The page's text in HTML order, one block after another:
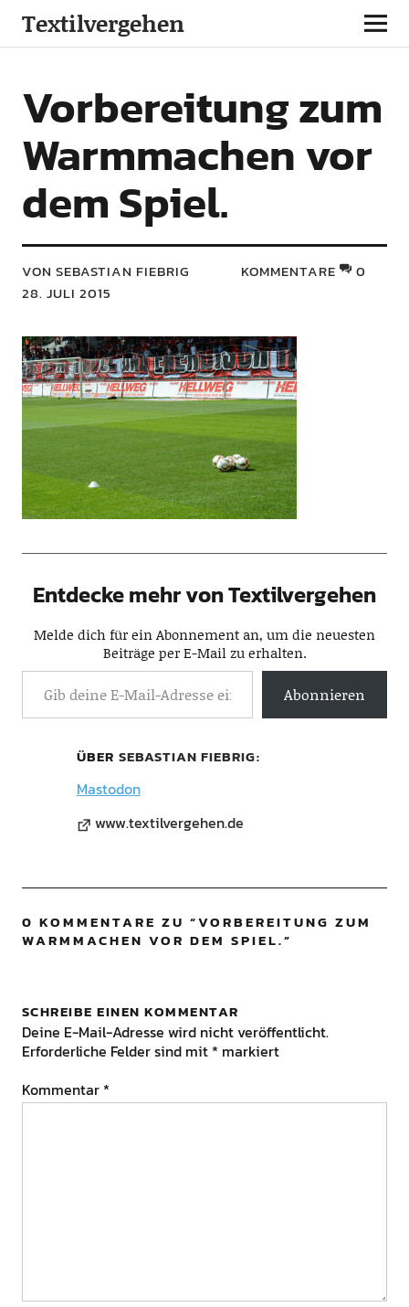
Textilvergehen
Vorbereitung zum
Warmmachen vor
dem Spiel.
VON SEBASTIAN FIEBRIG
28. JULI 2015
KOMMENTARE 0
Entdecke mehr von Textilvergehen
Melde dich für ein Abonnement an, um die neuesten
Beiträge per E-Mail zu erhalten.
Abonnieren
ÜBER SEBASTIAN FIEBRIG
Mastodon
www.textilvergehen.de
0 KOMMENTARE ZU “VORBEREITUNG ZUM
WARMMACHEN VOR DEM SPIEL.”
SCHREIBE EINEN KOMMENTAR
Deine E-Mail-Adresse wird nicht veröffentlicht.
Erforderliche Felder sind mit * markiert
Kommentar *